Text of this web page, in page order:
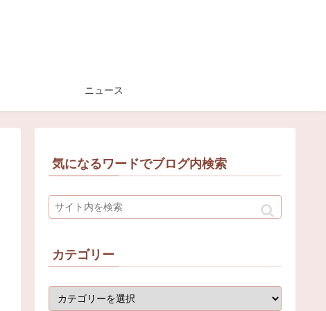
ニュース
気になるワードでブログ内検索
カテゴリー